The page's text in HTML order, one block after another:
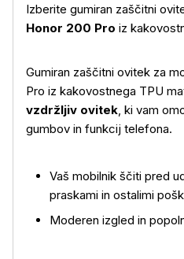
Več o izdelku
Izberite gumiran zaščitni
Honor 200 Pro iz
Gumiran zaščitni ovitek za
Pro iz kakovostnega TPU
vzdržljiv ovitek, ki vam
gumbov in funkcij telefona.
Vaš mobilnik ščiti pred
praskami in ostalimi
Moderen izgled in